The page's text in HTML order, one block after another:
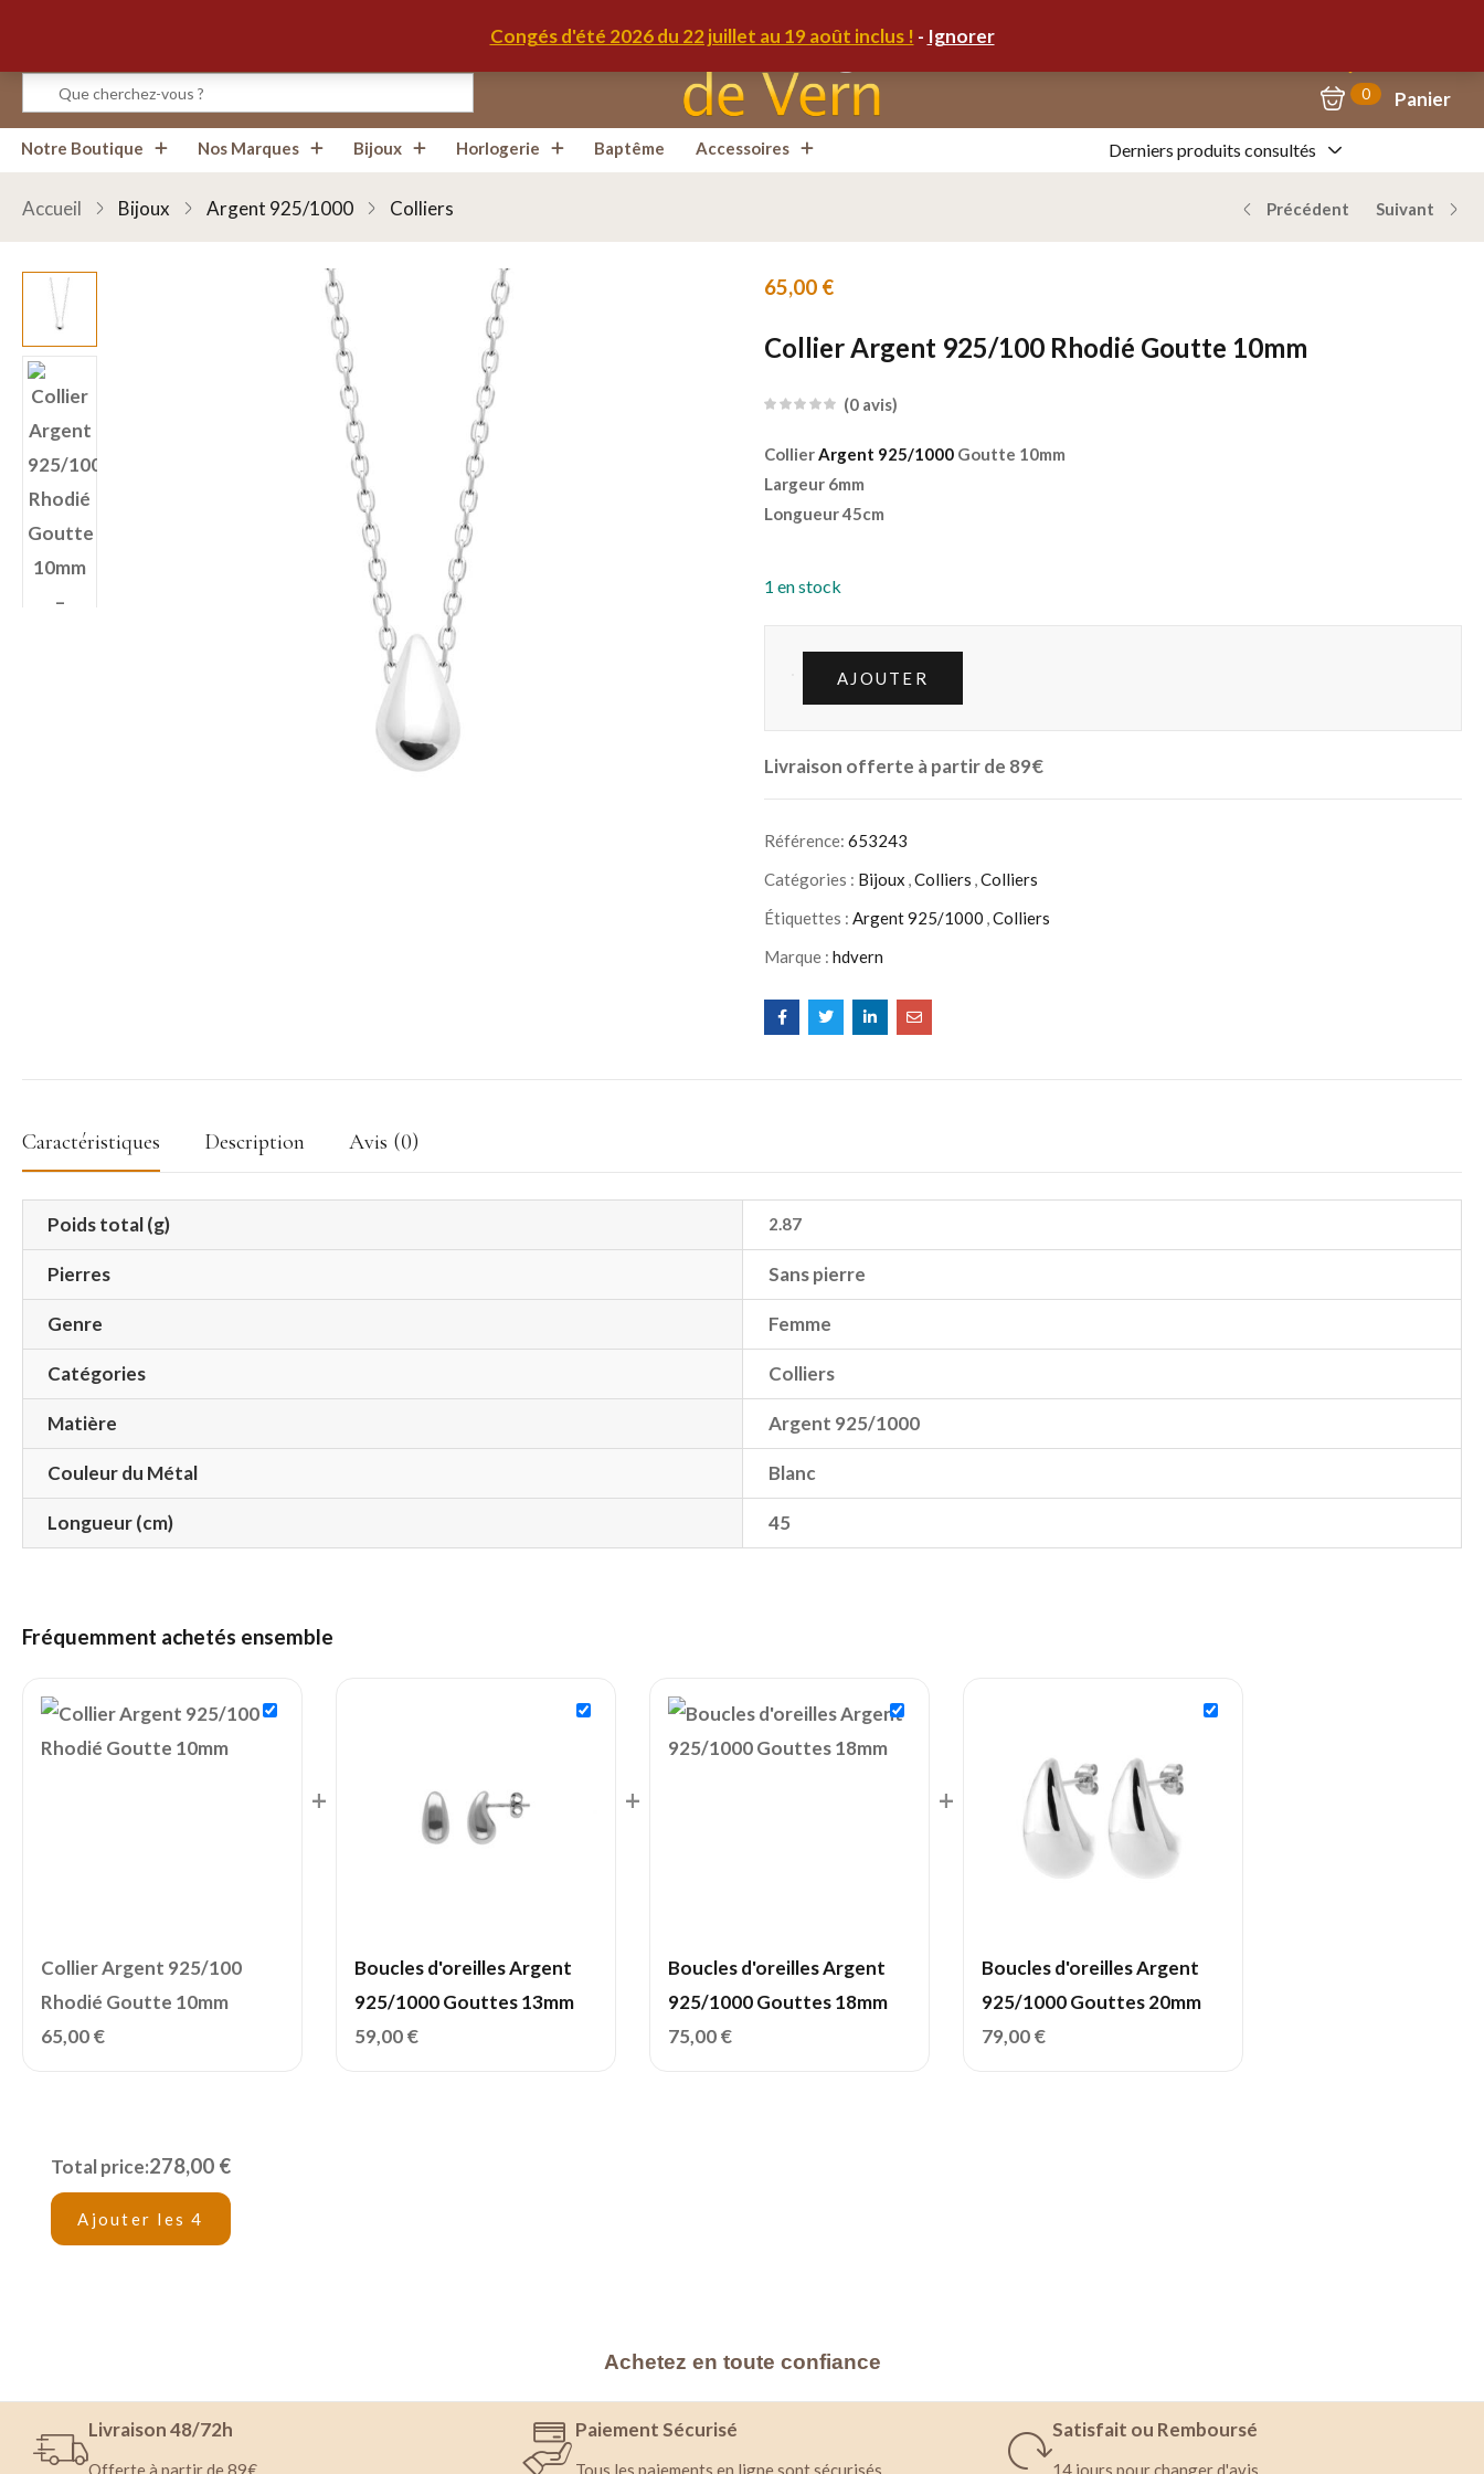
Congés d'été 2026 du 22 juillet au 19 août inclus ! - Ignorer
0 Panier
Notre Boutique Nos Marques Bijoux Horlogerie Baptême Accessoires Derniers produits consultés
Accueil Bijoux Argent 925/1000 Colliers Précédent Suivant
65,00 €
Collier Argent 925/100 Rhodié Goutte 10mm
0 avis
CollierArgent 925/1000 Goutte 10mm
Largeur 6mm
Longueur 45cm
1 en stock
AJOUTER
Livraison offerte à partir de 89€
Référence: 653243
Catégories : Bijoux ,Colliers ,Colliers
Étiquettes : Argent 925/1000 ,Colliers
Marque : hdvern
Caractéristiques Description Avis (0)
Poids total (g) 2.87
Pierres Sans pierre
Genre Femme
Catégories Colliers
Matière Argent 925/1000
Couleur du Métal Blanc
Longueur (cm) 45
Fréquemment achetés ensemble
Collier Argent 925/100
Rhodié Goutte 10mm
65,00€
+
Boucles d'oreilles Argent
925/1000 Gouttes 13mm
59,00€
+
Boucles d'oreilles Argent
925/1000 Gouttes 18mm
75,00€
+
Boucles d'oreilles Argent
925/1000 Gouttes 20mm
79,00€
Total price:278,00 €
Ajouter les 4
Achetez en toute confiance
Livraison 48/72h Paiement Sécurisé Satisfait ou Remboursé